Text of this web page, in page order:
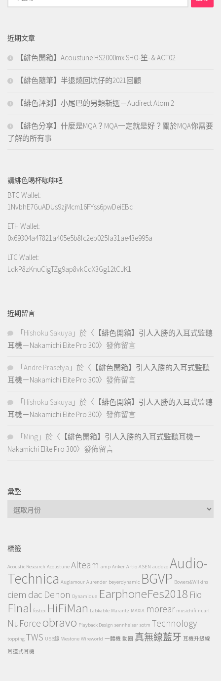
尋
字:
近期文章
【緋色開箱】Acoustune HS2000mx SHO-笙- & ACT02
【緋色隨筆】半退燒回坑仔的2021回顧
【緋色評測】小尾巴的另類新選－Audirect Atom 2
【緋色分享】什麼是MQA？MQA一定就是好？關於MQA你需要
了解的所有事
請緋色喝杯咖啡吧
BTC Wallet:
1NvbhE7GuADUs9zjMcm16FYss6pwDeiEBc
ETH Wallet:
0x69304a47821a405e5b8fc2eb025fa31ae43e995a
LTC Wallet:
LdkP8zKnuCigTZg9ap8vkCqX3Gg12tCJK1
近期留言
「Hishoku Sakuya 」於〈 【緋色開箱】引人入勝的入耳式監聽
耳機－Nakamichi Elite Pro 300〉發佈留言
「Andre Prasetya 」於〈 【緋色開箱】引人入勝的入耳式監聽
耳機－Nakamichi Elite Pro 300〉發佈留言
「Hishoku Sakuya 」於〈 【緋色開箱】引人入勝的入耳式監聽
耳機－Nakamichi Elite Pro 300〉發佈留言
「Ming 」於〈 【緋色開箱】引人入勝的入耳式監聽耳機－
Nakamichi Elite Pro 300〉發佈留言
彙整
彙
標籤
Acoustic Research Acoustune Alteam amp Anker Artio ASEN audeze Audio-
Technica Auglamour Aurender beyerdynamic BGVP Bowers&Wilkins
ciem dac Denon Dynamique EarphoneFes2018 Fiio
Final fostex HiFiMan Labkable Marantz MAXIA morear musichifi nuarl
NuForce obravo Playback Design sennheiser sotm Technology
topping TWS USB線 Westone Wireworld 一體機 動圈 真無線藍牙 耳機升級線
耳道式耳機